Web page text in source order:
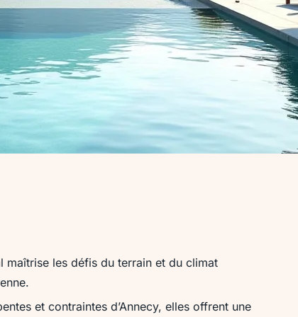
:
maîtrise les défis du terrain et du climat
et contraintes d’Annecy, elles offrent une